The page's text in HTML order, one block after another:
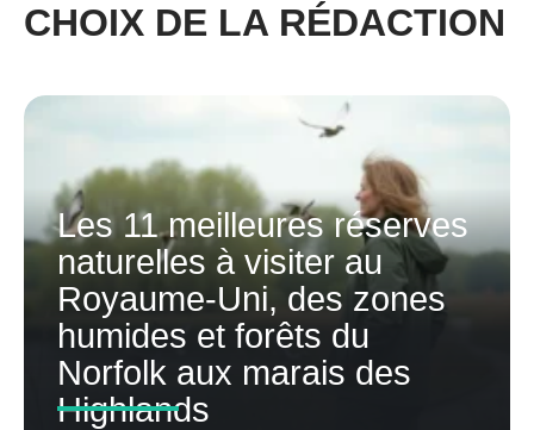
CHOIX DE LA RÉDACTION
Les 11 meilleures réserves
naturelles à visiter au
Royaume-Uni, des zones
humides et forêts du
Norfolk aux marais des
Highlands